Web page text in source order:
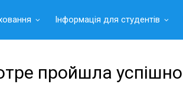
Інформація для студентів
пройшла успішно